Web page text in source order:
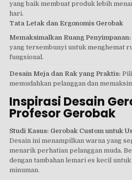
yang baik membuat produk lebih
hari.
Tata Letak dan Ergonomis Gerobak
Memaksimalkan Ruang Penyimpanan:
yang tersembunyi untuk menghemat
fungsional.
Desain Meja dan Rak yang Praktis:
memudahkan pelanggan dan
Inspirasi Desain
Profesor Gerobak
Studi Kasus: Gerobak Custom untuk
Desain ini menampilkan warna yang
menarik perhatian pelanggan muda.
dengan tambahan lemari es kecil
minuman.